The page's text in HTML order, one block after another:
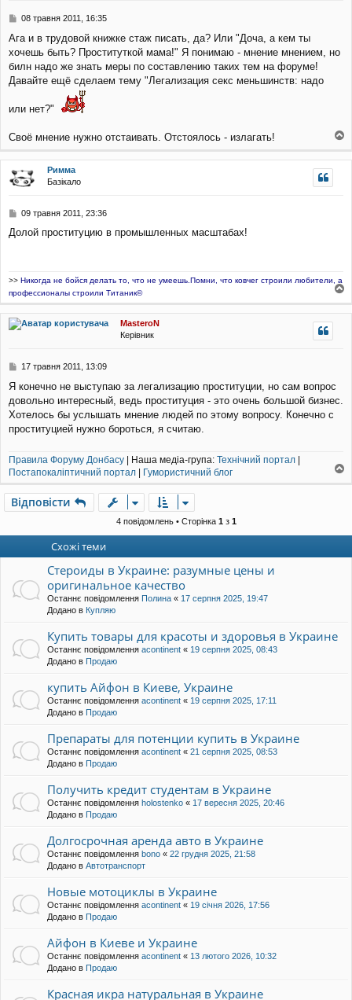
П
в
і
д
е
н
08 травня 2011, 16:35
Ага и в трудовой книжке стаж писать, да? Или "Доча, а кем ты
хочешь быть? Проституткой мама!" Я понимаю - мнение мнением, но
билн надо же знать меры по составлению таких тем на форуме!
Давайте ещё сделаем тему "Легализация секс меньшинств: надо
или нет?"
Своё мнение нужно отстаивать. Отстоялось - излагать!
г
Римма
Базікало
П
в
м
л
е
н
н
09 травня 2011, 23:36
Долой проституцию в промышленных масштабах!
>> Никогда не бойся делать то, что не умеешь.Помни, что ковчег строили любители, а
профессионалы строили Титаник©
о
г
MasteroN
Керівник
П
в
і
д
е
н
н
я
17 травня 2011, 13:09
Я конечно не выступаю за легализацию проституции, но сам вопрос
довольно интересный, ведь проституция - это очень большой бизнес.
Хотелось бы услышать мнение людей по этому вопросу. Конечно с
проституцией нужно бороться, я считаю.
Правила Форуму Донбасу | Наша медіа-група: Технічний портал
Постапокаліптичний портал
Гумористичний блог
Відповісти
4 повідомлень • Сторінка 1з 1
Схожі теми
Стероиды в Украине: разумные цены и
оригинальное качество
Останнє повідомлення Полина « 17 серпня 2025, 19:47
Додано в Купляю
Купить товары для красоты и здоровья в Украине
Останнє повідомлення acontinent « 19 серпня 2025, 08:43
Додано в Продаю
купить Айфон в Киеве, Украине
Останнє повідомлення acontinent « 19 серпня 2025, 17:11
Додано в Продаю
Препараты для потенции купить в Украине
Останнє повідомлення acontinent « 21 серпня 2025, 08:53
Додано в Продаю
Получить кредит студентам в Украине
Останнє повідомлення holostenko « 17 вересня 2025, 20:46
Додано в Продаю
Долгосрочная аренда авто в Украине
Останнє повідомлення bono « 22 грудня 2025, 21:58
Додано в Автотранспорт
Новые мотоциклы в Украине
Останнє повідомлення acontinent « 19 січня 2026, 17:56
Додано в Продаю
Айфон в Киеве и Украине
Останнє повідомлення acontinent « 13 лютого 2026, 10:32
Додано в Продаю
Красная икра натуральная в Украине